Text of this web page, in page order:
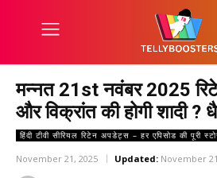
मन्नत 21st नवंबर 2025
और विक्रांत की होगी शादी ?
हिंदी टीवी सीरियल रिटेन अपडेट्स – हर एपिसोड की पूरी
November 21, 2025 Updated: November